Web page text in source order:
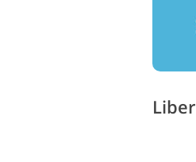
Liber